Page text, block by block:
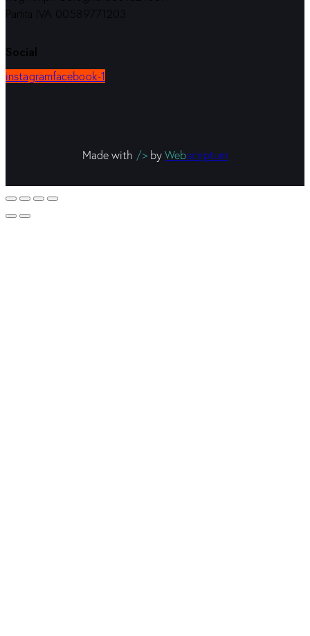
Partita IVA 00589771203
Social
instagramfacebook-1
Made with />byWebscriptum